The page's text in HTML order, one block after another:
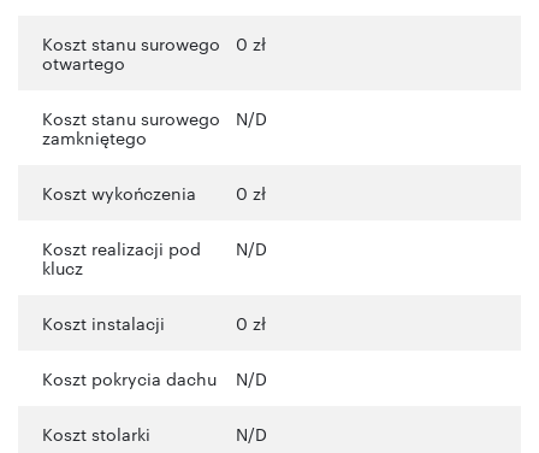
Koszt stanu surowego
otwartego
0 zł
Koszt stanu surowego
zamkniętego
N/D
Koszt wykończenia 0 zł
Koszt realizacji pod
klucz
N/D
Koszt instalacji 0 zł
Koszt pokrycia dachu N/D
Koszt stolarki N/D